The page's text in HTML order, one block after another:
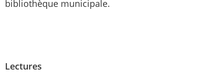
bibliothèque municipale.
Lectures